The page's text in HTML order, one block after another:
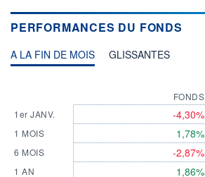
PERFORMANCES DU FONDS
A LA FIN DE MOIS GLISSANTES
1er JANV.
1 MOIS
6 MOIS
1 AN
FONDS
-4,30%
1,78%
-2,87%
1,86%